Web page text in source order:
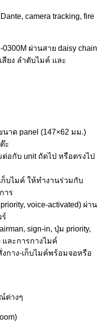
camera tracking, fire
ผ่านสาย daisy chain
ยง ลำดับไมค์ และ
าด panel (147×62 มม.)
ะ
อกับ unit ถัดไป หรือตรงไป
ก็บไมค์ ให้ทำงานร่วมกับ
าร
voice‑activated) ผ่าน
ร์
sign-in, ปุ่ม priority,
และการกางไมค์
กาง-เก็บไมค์พร้อมจอหรือ
ต่างๆ